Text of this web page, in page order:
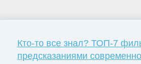
Кто-то все знал? ТОП-7
предсказаниями